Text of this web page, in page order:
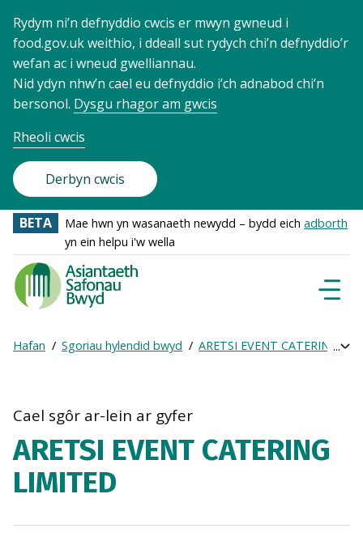
Rydym ni’n defnyddio cwcis er mwyn gwneud i
food.gov.uk weithio, i ddeall sut rydych chi’n defnyddio’r
wefan ac i wneud gwelliannau.
Nid ydyn nhw’n cael eu defnyddio i’ch adnabod chi’n
bersonol. Dysgu rhagor am gwcis
Rheoli cwcis
Derbyn cwcis
BETA Mae hwn yn wasanaeth newydd – bydd eich adborth
yn ein helpu i'w wella
Food
Standards
Agency
Frontpage
Breadcrumb
Hafan Sgoriau hylendid bwyd ARETSI EVENT CATERING
Cael sgôr ar-lein ar gyfer
ARETSI EVENT CATERING
LIMITED